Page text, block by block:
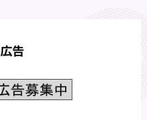
広告